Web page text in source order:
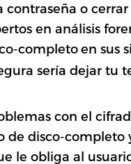
contraseña o
en análisis
completoen sus
sería dejar tu
con el
de disco-
le obliga al